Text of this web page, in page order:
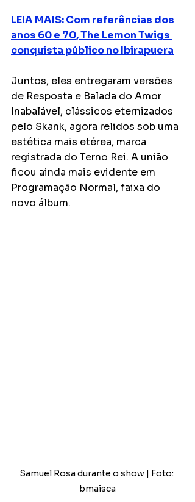
LEIA MAIS: Com referências dos
anos 60 e 70, The Lemon Twigs
conquista público no Ibirapuera
Juntos, eles entregaram versões
de Resposta e Balada do Amor
Inabalável, clássicos eternizados
pelo Skank, agora relidos sob uma
estética mais etérea, marca
registrada do Terno Rei. A união
ficou ainda mais evidente em
Programação Normal, faixa do
novo álbum.
Samuel Rosa durante o show | Foto:
bmaisca